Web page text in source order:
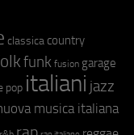
classica country
funk fusion garage
pop italiani jazz
musica italiana